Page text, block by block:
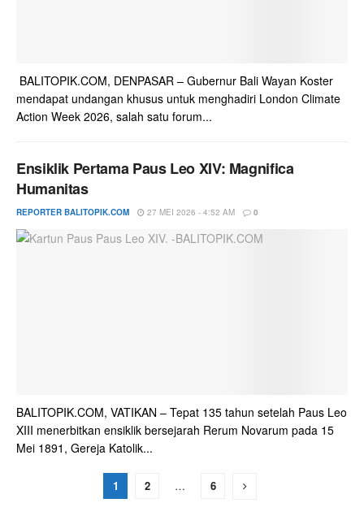
BALITOPIK.COM, DENPASAR – Gubernur Bali Wayan Koster
mendapat undangan khusus untuk menghadiri London Climate
Action Week 2026, salah satu forum...
Ensiklik Pertama Paus Leo XIV: Magnifica
Humanitas
REPORTER BALITOPIK.COM 27 MEI 2026 - 4:52 AM 0
BALITOPIK.COM, VATIKAN – Tepat 135 tahun setelah Paus Leo
XIII menerbitkan ensiklik bersejarah Rerum Novarum pada 15
Mei 1891, Gereja Katolik...
1 2 … 6